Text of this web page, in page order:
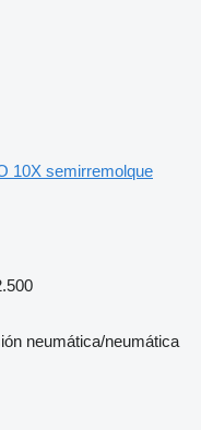
10X semirremolque
neumática/neumática